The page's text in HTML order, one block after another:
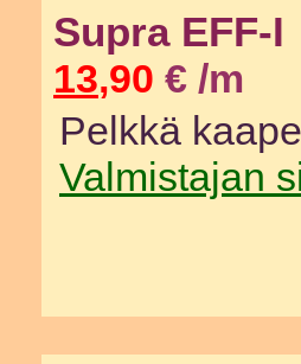
Supra EFF-I
13,90 € /m
Pelkkä
Valmistajan